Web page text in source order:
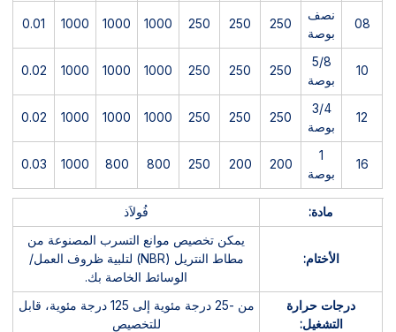
08
نصف
بوصة
250
250
250
1000
1000
1000
0.01
10
5/8
بوصة
250
250
250
1000
1000
1000
0.02
12
3/4
بوصة
250
250
250
1000
1000
1000
0.02
16
1
بوصة
200
200
250
800
800
1000
0.03
مادة: فُولاَذ
الأختام:
يمكن تخصيص موانع التسرب المصنوعة من
مطاط النتريل (NBR) لتلبية ظروف العمل/
الوسائط الخاصة بك.
درجات حرارة
التشغيل:
من -25 درجة مئوية إلى 125 درجة مئوية، قابل
للتخصيص